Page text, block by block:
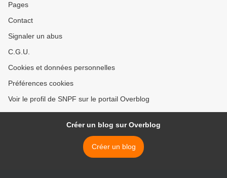
Pages
Contact
Signaler un abus
C.G.U.
Cookies et données personnelles
Préférences cookies
Voir le profil de SNPF sur le portail Overblog
Créer un blog sur Overblog
Créer un blog